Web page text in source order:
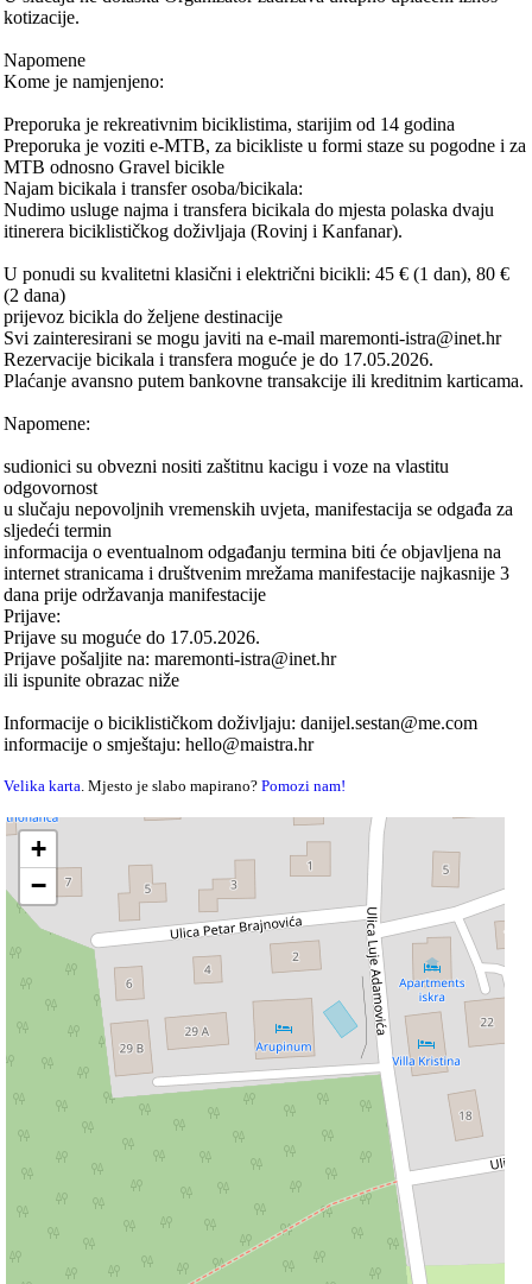
kotizacije.
Napomene
Kome je namjenjeno:
Preporuka je rekreativnim biciklistima, starijim od 14 godina
Preporuka je voziti e-MTB, za bicikliste u formi staze su pogodne i za
MTB odnosno Gravel bicikle
Najam bicikala i transfer osoba/bicikala:
Nudimo usluge najma i transfera bicikala do mjesta polaska dvaju
itinerera biciklističkog doživljaja (Rovinj i Kanfanar).
U ponudi su kvalitetni klasični i električni bicikli: 45 € (1 dan), 80 €
(2 dana)
prijevoz bicikla do željene destinacije
Svi zainteresirani se mogu javiti na e-mail maremonti-istra@inet.hr
Rezervacije bicikala i transfera moguće je do 17.05.2026.
Plaćanje avansno putem bankovne transakcije ili kreditnim karticama.
Napomene:
sudionici su obvezni nositi zaštitnu kacigu i voze na vlastitu
odgovornost
u slučaju nepovoljnih vremenskih uvjeta, manifestacija se odgađa za
sljedeći termin
informacija o eventualnom odgađanju termina biti će objavljena na
internet stranicama i društvenim mrežama manifestacije najkasnije 3
dana prije održavanja manifestacije
Prijave:
Prijave su moguće do 17.05.2026.
Prijave pošaljite na: maremonti-istra@inet.hr
ili ispunite obrazac niže
Informacije o biciklističkom doživljaju: danijel.sestan@me.com
informacije o smještaju: hello@maistra.hr
Velika karta. Mjesto je slabo mapirano?Pomozi nam!
+
−